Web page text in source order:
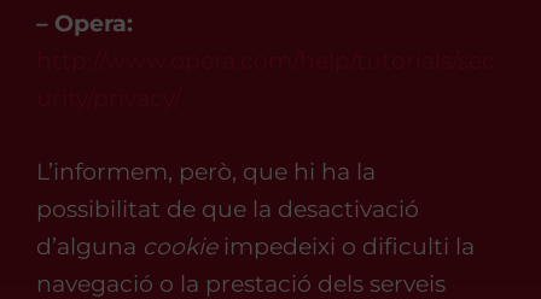
– Opera:
L’informem, però, que hi ha la
possibilitat de que la desactivació
d’alguna cookieimpedeixi o dificulti la
navegació o la prestació dels serveis